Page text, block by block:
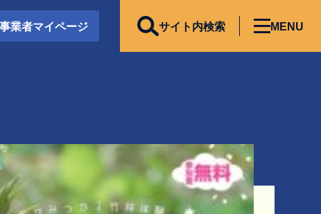
事業者マイページ サイト内検索 MENU